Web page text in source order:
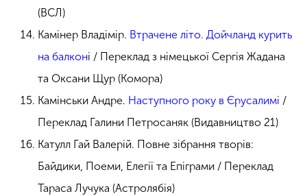
(ВСЛ)
Камінер Владімір. Втрачене літо. Дойчланд курить
на балконі / Переклад з німецької Сергія Жадана
та Оксани Щур (Комора)
Камінськи Андре. Наступного року в Єрусалимі /
Переклад Галини Петросаняк (Видавництво 21)
Катулл Гай Валерій. Повне зібрання творів:
Байдики, Поеми, Елегії та Епіграми / Переклад
Тараса Лучука (Астролябія)